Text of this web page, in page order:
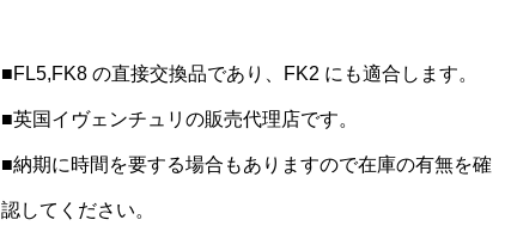
■FL5,FK8 の直接交換品であり、FK2 にも適合します。
■英国イヴェンチュリの販売代理店です。
■納期に時間を要する場合もありますので在庫の有無を確
認してください。